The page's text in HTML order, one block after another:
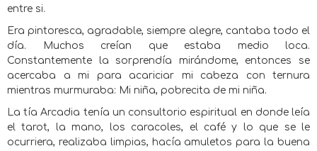
entre si.
Era pintoresca, agradable, siempre alegre, cantaba todo el
día. Muchos creían que estaba medio loca.
Constantemente la sorprendía mirándome, entonces se
acercaba a mi para acariciar mi cabeza con ternura
mientras murmuraba: Mi niña, pobrecita de mi niña.
La tía Arcadia tenía un consultorio espiritual en donde leía
el tarot, la mano, los caracoles, el café y lo que se le
ocurriera, realizaba limpias, hacía amuletos para la buena